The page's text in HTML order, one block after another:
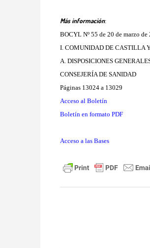
Más información:
BOCYL Nº 55 de 20 de marzo de
I. COMUNIDAD DE CASTILLA
A. DISPOSICIONES
CONSEJERÍA DE SANIDAD
Páginas 13024 a 13029
Acceso al Boletín
Boletín en formato PDF
Acceso a las Bases